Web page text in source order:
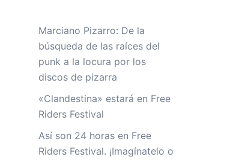
Marciano Pizarro: De la
búsqueda de las raíces del
punk a la locura por los
discos de pizarra
«Clandestina» estará en Free
Riders Festival
Así son 24 horas en Free
Riders Festival. ¡Imagínatelo o